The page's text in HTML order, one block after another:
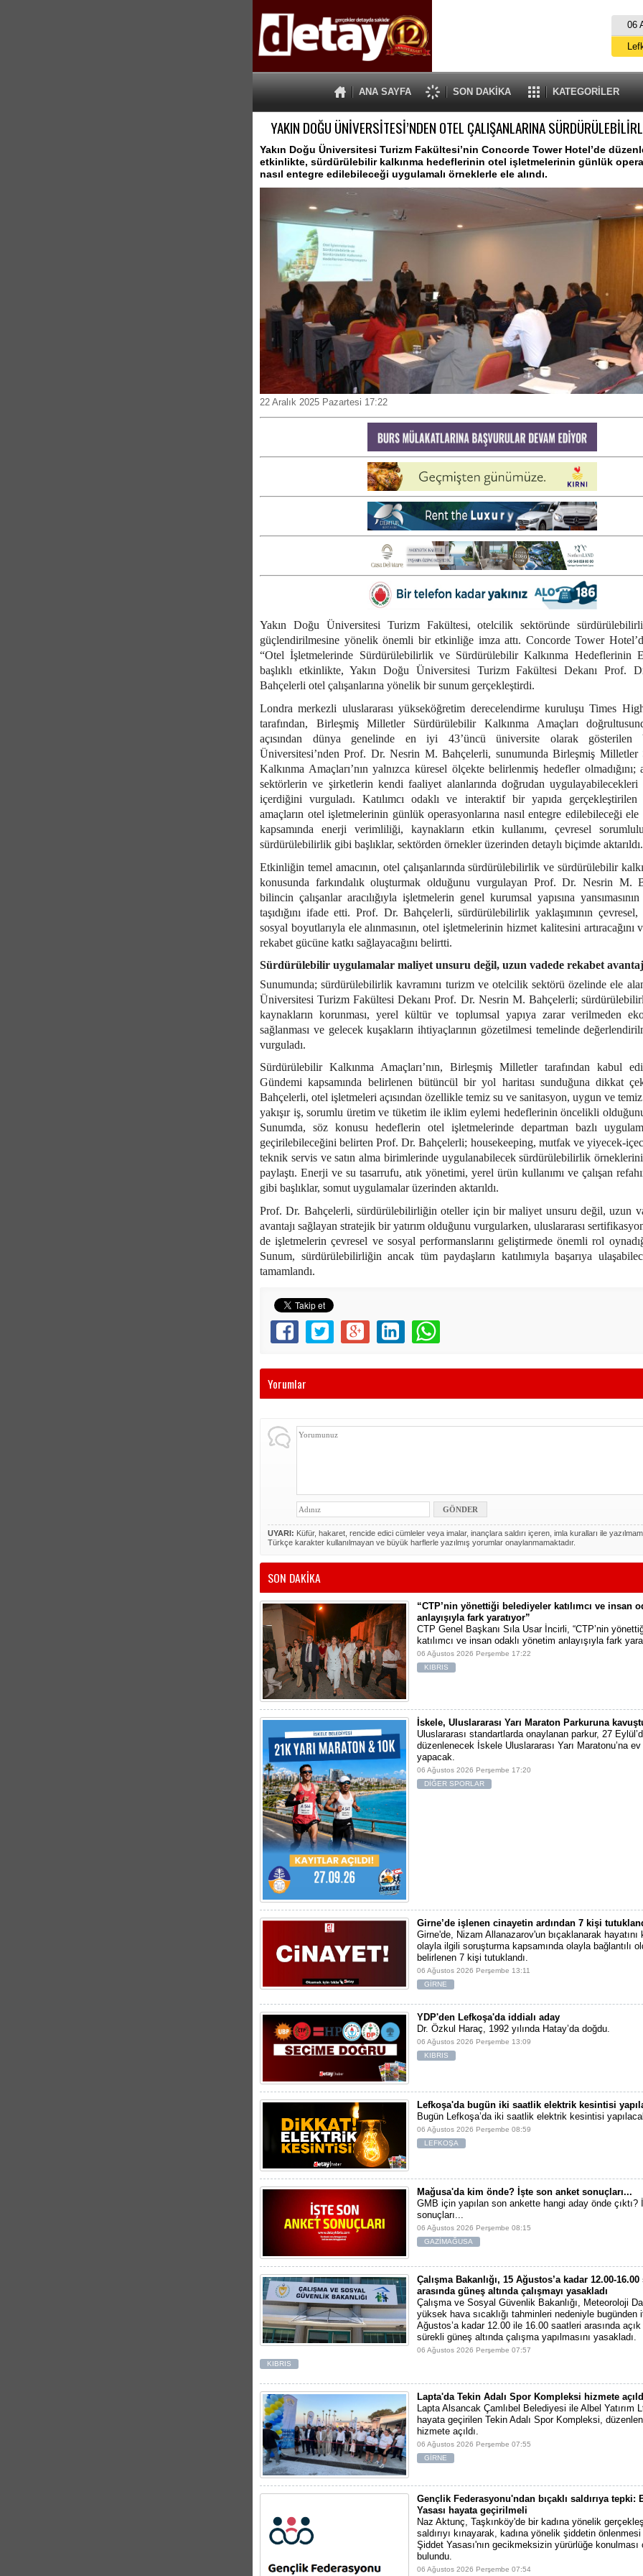
06
ANA SAYFA SON DAKİKA KATEGORİLER
YAKIN DOĞU ÜNİVERSİTESİ’NDEN OTEL ÇALIŞANLARINA
Yakın Doğu Üniversitesi Turizm Fakültesi’nin Concorde Tower Hotel’de
etkinlikte, sürdürülebilir kalkınma hedeflerinin otel işletmelerinin günlük
nasıl entegre edilebileceği uygulamalı örneklerle ele alındı.
22 Aralık 2025 Pazartesi 17:22
Yakın Doğu Üniversitesi Turizm Fakültesi, otelcilik sektöründe sürdürülebilirlik
güçlendirilmesine yönelik önemli bir etkinliğe imza attı. Concorde Tower
“Otel İşletmelerinde Sürdürülebilirlik ve Sürdürülebilir Kalkınma Hedeflerinin
başlıklı etkinlikte, Yakın Doğu Üniversitesi Turizm Fakültesi Dekanı Prof.
Bahçelerli otel çalışanlarına yönelik bir sunum gerçekleştirdi.
Londra merkezli uluslararası yükseköğretim derecelendirme kuruluşu Times
tarafından, Birleşmiş Milletler Sürdürülebilir Kalkınma Amaçları
açısından dünya genelinde en iyi 43’üncü üniversite olarak gösterilen
Üniversitesi’nden Prof. Dr. Nesrin M. Bahçelerli, sunumunda Birleşmiş Milletler
Kalkınma Amaçları’nın yalnızca küresel ölçekte belirlenmiş hedefler olmadığını;
sektörlerin ve şirketlerin kendi faaliyet alanlarında doğrudan
içerdiğini vurguladı. Katılımcı odaklı ve interaktif bir yapıda
amaçların otel işletmelerinin günlük operasyonlarına nasıl entegre edilebileceği ele
kapsamında enerji verimliliği, kaynakların etkin kullanımı, çevresel
sürdürülebilirlik gibi başlıklar, sektörden örnekler üzerinden detaylı biçimde aktarıldı.
Etkinliğin temel amacının, otel çalışanlarında sürdürülebilirlik ve sürdürülebilir
konusunda farkındalık oluşturmak olduğunu vurgulayan Prof. Dr. Nesrin M.
bilincin çalışanlar aracılığıyla işletmelerin genel kurumsal yapısına
taşıdığını ifade etti. Prof. Dr. Bahçelerli, sürdürülebilirlik yaklaşımının
sosyal boyutlarıyla ele alınmasının, otel işletmelerinin hizmet kalitesini artıracağını
rekabet gücüne katkı sağlayacağını belirtti.
Sürdürülebilir uygulamalar maliyet unsuru değil, uzun vadede rekabet
Sunumunda; sürdürülebilirlik kavramını turizm ve otelcilik sektörü özelinde ele
Üniversitesi Turizm Fakültesi Dekanı Prof. Dr. Nesrin M. Bahçelerli;
kaynakların korunması, yerel kültür ve toplumsal yapıya zarar verilmeden
sağlanması ve gelecek kuşakların ihtiyaçlarının gözetilmesi temelinde
vurguladı.
Sürdürülebilir Kalkınma Amaçları’nın, Birleşmiş Milletler tarafından kabul
Gündemi kapsamında belirlenen bütüncül bir yol haritası sunduğuna dikkat
Bahçelerli, otel işletmeleri açısından özellikle temiz su ve sanitasyon, uygun ve
yakışır iş, sorumlu üretim ve tüketim ile iklim eylemi hedeflerinin öncelikli
Sunumda, söz konusu hedeflerin otel işletmelerinde departman bazlı
geçirilebileceğini belirten Prof. Dr. Bahçelerli; housekeeping, mutfak ve yiyecek-
teknik servis ve satın alma birimlerinde uygulanabilecek sürdürülebilirlik örneklerini
paylaştı. Enerji ve su tasarrufu, atık yönetimi, yerel ürün kullanımı ve çalışan
gibi başlıklar, somut uygulamalar üzerinden aktarıldı.
Prof. Dr. Bahçelerli, sürdürülebilirliğin oteller için bir maliyet unsuru değil, uzun
avantajı sağlayan stratejik bir yatırım olduğunu vurgularken, uluslararası
de işletmelerin çevresel ve sosyal performanslarını geliştirmede önemli rol
Sunum, sürdürülebilirliğin ancak tüm paydaşların katılımıyla başarıya
tamamlandı.
Yorumlar
UYARI: Küfür, hakaret, rencide edici cümleler veya imalar, inançlara saldırı içeren, imla kuralları ile
Türkçe karakter kullanılmayan ve büyük harflerle yazılmış yorumlar onaylanmamaktadır.
SON DAKİKA
“CTP’nin yönettiği belediyeler katılımcı ve insan
anlayışıyla fark yaratıyor”
CTP Genel Başkanı Sıla Usar İncirli, “CTP’nin
katılımcı ve insan odaklı yönetim anlayışıyla fark
06 Ağustos 2026 Perşembe 17:22
KIBRIS
İskele, Uluslararası Yarı Maraton Parkuruna
Uluslararası standartlarda onaylanan parkur, 27
düzenlenecek İskele Uluslararası Yarı Maratonu’na
yapacak.
06 Ağustos 2026 Perşembe 17:20
DİĞER SPORLAR
Girne’de işlenen cinayetin ardından 7 kişi
Girne'de, Nizam Allanazarov'un bıçaklanarak hayatını
olayla ilgili soruşturma kapsamında olayla bağlantılı
belirlenen 7 kişi tutuklandı.
06 Ağustos 2026 Perşembe 13:11
GİRNE
YDP'den Lefkoşa'da iddialı aday
Dr. Özkul Haraç, 1992 yılında Hatay’da doğdu.
06 Ağustos 2026 Perşembe 13:09
KIBRIS
Lefkoşa'da bugün iki saatlik elektrik kesintisi
Bugün Lefkoşa’da iki saatlik elektrik kesintisi
06 Ağustos 2026 Perşembe 08:59
LEFKOŞA
Mağusa'da kim önde? İşte son anket sonuçları...
GMB için yapılan son ankette hangi aday önde
sonuçları...
06 Ağustos 2026 Perşembe 08:15
GAZİMAĞUSA
Çalışma Bakanlığı, 15 Ağustos’a kadar 12.00-
arasında güneş altında çalışmayı yasakladı
Çalışma ve Sosyal Güvenlik Bakanlığı, Meteoroloji
yüksek hava sıcaklığı tahminleri nedeniyle bugünden
Ağustos’a kadar 12.00 ile 16.00 saatleri arasında
sürekli güneş altında çalışma yapılmasını yasakladı.
06 Ağustos 2026 Perşembe 07:57
KIBRIS
Lapta'da Tekin Adalı Spor Kompleksi hizmete
Lapta Alsancak Çamlıbel Belediyesi ile Albel Yatırım
hayata geçirilen Tekin Adalı Spor Kompleksi,
hizmete açıldı.
06 Ağustos 2026 Perşembe 07:55
GİRNE
Gençlik Federasyonu'ndan bıçaklı saldırıya tepki:
Yasası hayata geçirilmeli
Naz Aktunç, Taşkınköy'de bir kadına yönelik
saldırıyı kınayarak, kadına yönelik şiddetin
Şiddet Yasası'nın gecikmeksizin yürürlüğe konulması
bulundu.
06 Ağustos 2026 Perşembe 07:54